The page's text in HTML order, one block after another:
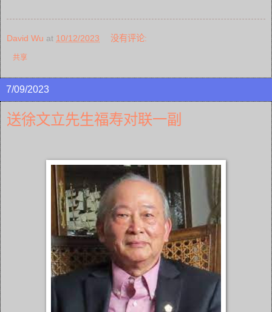
David Wu at 10/12/2023 没有评论:
共享
7/09/2023
送徐文立先生福寿对联一副